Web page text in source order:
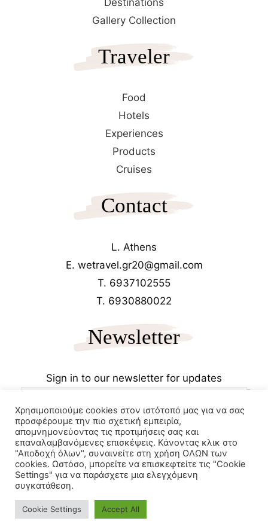
Gallery Collection
Traveler
Food
Hotels
Experiences
Products
Cruises
Contact
L. Athens
E. wetravel.gr20@gmail.com
T. 6937102555
T. 6930880022
Newsletter
Sign in to our newsletter for updates
Copyrights 2025Wetravel.gr
Χρησιμοποιούμε cookies στον ιστότοπό μας για να σας
προσφέρουμε την πιο σχετική εμπειρία,
απομνημονεύοντας τις προτιμήσεις σας και
επαναλαμβανόμενες επισκέψεις. Κάνοντας κλικ στο
"Αποδοχή όλων", συναινείτε στη χρήση ΟΛΩΝ των
cookies. Ωστόσο, μπορείτε να επισκεφτείτε τις "Cookie
Settings" για να παράσχετε μια ελεγχόμενη
συγκατάθεση.
Cookie Settings Accept All